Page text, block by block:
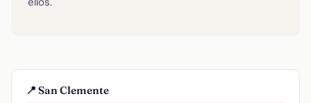
📍 San Clemente